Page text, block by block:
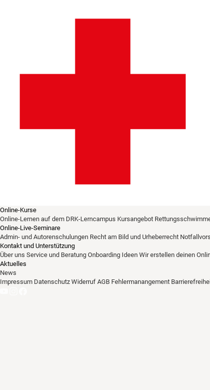
Online-Kurse
Online-Lernen auf dem DRK-Lerncampus Kursangebot
Online-Live-Seminare
Admin- und Autorenschulungen Recht am Bild und Urheberrecht
Kontakt und Unterstützung
Über uns Service und Beratung Onboarding Ideen Wir erstellen deinen
Aktuelles
News
Impressum Datenschutz Widerruf AGB Fehlermanangement